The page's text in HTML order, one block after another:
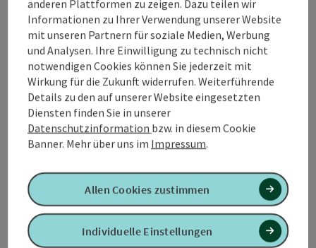
Barrierefreiheit
PDF erstellen In der Nähe
powered byTOURDATA
anderen Plattformen zu zeigen. Dazu teilen wir
Informationen zu Ihrer Verwendung unserer Website
mit unseren Partnern für soziale Medien, Werbung
und Analysen. Ihre Einwilligung zu technisch nicht
notwendigen Cookies können Sie jederzeit mit
Wirkung für die Zukunft widerrufen. Weiterführende
Details zu den auf unserer Website eingesetzten
Diensten finden Sie in unserer
Datenschutzinformation bzw. in diesem Cookie
Banner. Mehr über uns im Impressum.
Individuelle Einstellungen
Allen Cookies zustimmen